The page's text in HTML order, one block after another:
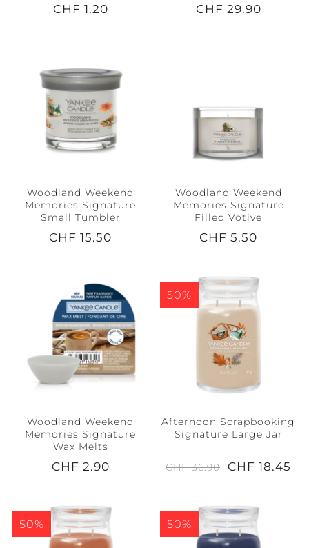
CHF 1.20 CHF 29.90
Woodland Weekend
Memories Signature
Small Tumbler
CHF 15.50
Woodland Weekend
Memories Signature
Filled Votive
CHF 5.50
Woodland Weekend
Memories Signature
Wax Melts
CHF 2.90
50%
Afternoon Scrapbooking
Signature Large Jar
CHF 36.90 CHF 18.45
50% 50%